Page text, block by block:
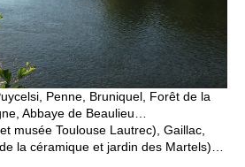
Penne, Bruniquel, Forêt de la
Abbaye de Beaulieu…
musée Toulouse Lautrec), Gaillac,
la céramique et jardin des Martels)…